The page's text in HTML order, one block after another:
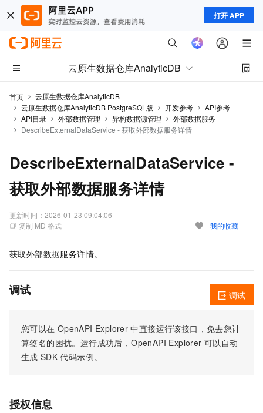
打开 APP
云原生数据仓库AnalyticDB
首页
云原生数据仓库AnalyticDB
云原生数据仓库AnalyticDB PostgreSQL版
开发参考
API参考
API目录
外部数据管理 异构数据源管理
外部数据服务
DescribeExternalDataService - 获取外部数据服务详情
DescribeExternalDataService -
获取外部数据服务详情
更新时间： 2026-01-23 09:04:06
复制 MD 格式
我的收藏
获取外部数据服务详情。
调试
您可以在 OpenAPI Explorer 中直接运行该接口，免去您计
算签名的困扰。运行成功后，OpenAPI Explorer 可以自动
生成 SDK 代码示例。
调试
授权信息